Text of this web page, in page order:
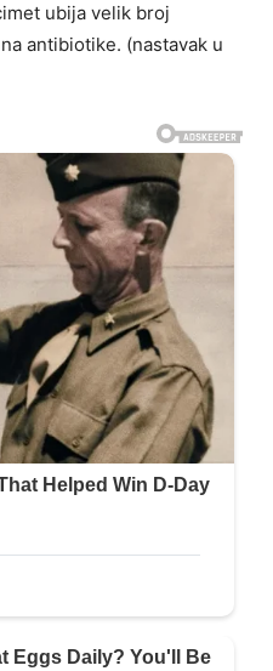
ubija velik broj
antibiotike. (nastavak u